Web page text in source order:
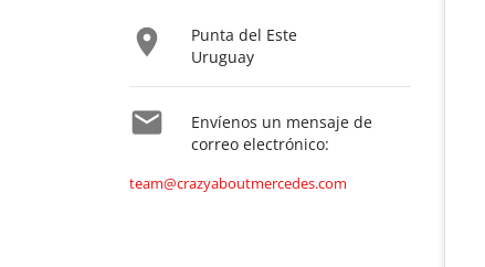

Punta del Este
Uruguay

Envíenos un mensaje de
correo electrónico:
team@crazyaboutmercedes.com